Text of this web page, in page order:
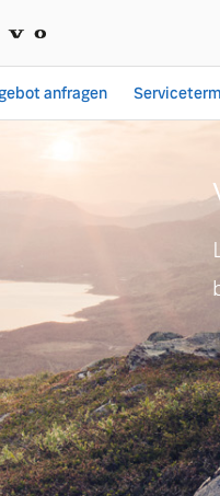
GmbH
anfragen